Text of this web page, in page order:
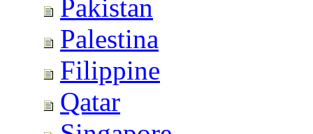
Pakistan
Palestina
Filippine
Qatar